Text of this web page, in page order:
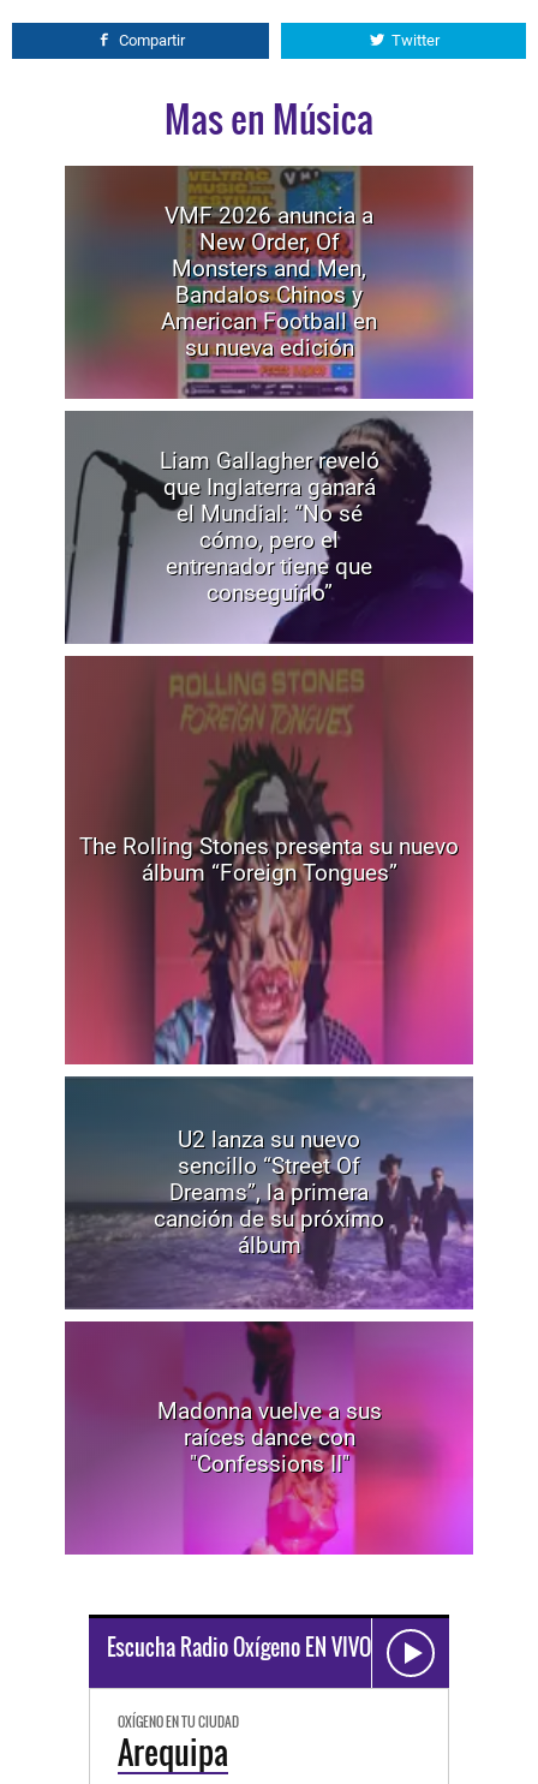
Compartir Twitter
Mas en Música
VMF 2026 anuncia a
New Order, Of
Monsters and Men,
Bandalos Chinos y
American Football en
su nueva edición
Liam Gallagher reveló
que Inglaterra ganará
el Mundial: “No sé
cómo, pero el
entrenador tiene que
conseguirlo”
The Rolling Stones presenta su nuevo
álbum “Foreign Tongues”
U2 lanza su nuevo
sencillo “Street Of
Dreams”, la primera
canción de su próximo
álbum
Madonna vuelve a sus
raíces dance con
"Confessions II"
Escucha Radio Oxígeno EN VIVO
OXÍGENO EN TU CIUDAD
Arequipa